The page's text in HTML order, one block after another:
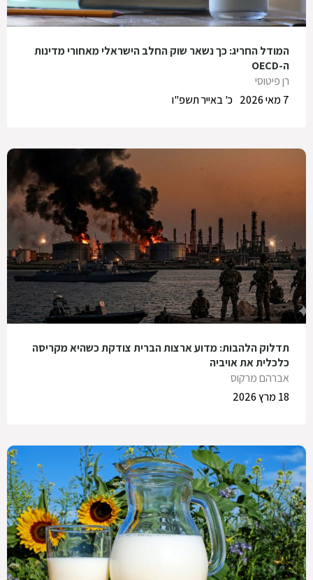
המודל החריג: כך נשאר שוק החלב הישראלי מאחורי מדינות
ה-OECD
רן פיטוסי
כ' באייר תשפ"ו
7 מאי 2026
תדלוק הלהבות: מדוע ארצות הברית צודקת כשהיא מקריסה
כלכלית את אויביה
אברהם מרקוס
18 מרץ 2026